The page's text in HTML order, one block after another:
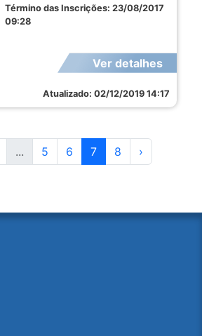
Término das Inscrições: 23/08/2017
09:28
Ver detalhes
Atualizado: 02/12/2019 14:17
... 5 6 7 8 ›